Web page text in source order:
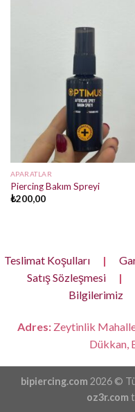
APARATLAR
Piercing Bakım Spreyi
₺200,00
Teslimat Koşulları |
Satış Sözleşmesi
|
Bilgilerimiz
Adres:Zeytinlik
Dükkan,
bipiercing.com 2026 ©
oz3r.com